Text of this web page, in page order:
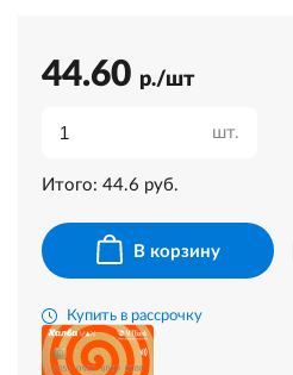
44.60 р./шт
шт.
Итого: 44.6 руб.
В корзину
Купить в рассрочку